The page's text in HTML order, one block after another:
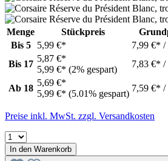
Menge Stückpreis
Bis 5 5,99 €*
7,99 €*
Bis 17
5,87 €*
5,99 €* (2% gespart)
7,83 €*
Ab 18
5,69 €*
5,99 €* (5.01% gespart)
7,59 €*
Preise inkl. MwSt. zzgl. Versandkosten
In den Warenkorb